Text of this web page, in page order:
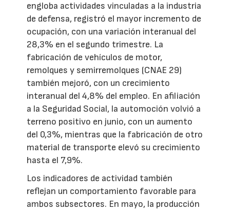
engloba actividades vinculadas a la industria
de defensa, registró el mayor incremento de
ocupación, con una variación interanual del
28,3% en el segundo trimestre. La
fabricación de vehículos de motor,
remolques y semirremolques (CNAE 29)
también mejoró, con un crecimiento
interanual del 4,8% del empleo. En afiliación
a la Seguridad Social, la automoción volvió a
terreno positivo en junio, con un aumento
del 0,3%, mientras que la fabricación de otro
material de transporte elevó su crecimiento
hasta el 7,9%.
Los indicadores de actividad también
reflejan un comportamiento favorable para
ambos subsectores. En mayo, la producción